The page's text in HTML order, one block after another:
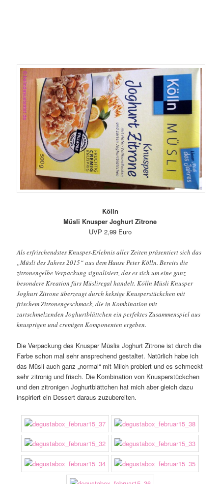
Kölln
Müsli Knusper Joghurt Zitrone
UVP 2,99 Euro
Als erfrischendstes Knusper-Erlebnis aller Zeiten präsentiert sich das
„Müsli des Jahres 2015“ aus dem Hause Peter Kölln. Bereits die
zitronengelbe Verpackung signalisiert, das es sich um eine ganz
besondere Kreation fürs Müsliregal handelt. Kölln Müsli Knusper
Joghurt Zitrone überzeugt durch keksige Knusperstückchen mit
frischem Zitronengeschmack, die in Kombination mit
zartschmelzenden Joghurtblättchen ein perfektes Zusammenspiel aus
knusprigen und cremigen Komponenten ergeben.
Die Verpackung des Knusper Müslis Joghurt Zitrone ist durch die
Farbe schon mal sehr ansprechend gestaltet. Natürlich habe ich
das Müsli auch ganz „normal“ mit Milch probiert und es schmeckt
sehr zitronig und frisch. Die Kombination von Knusperstückchen
und den zitronigen Joghurtblättchen hat mich aber gleich dazu
inspiriert ein Dessert daraus zuzubereiten.